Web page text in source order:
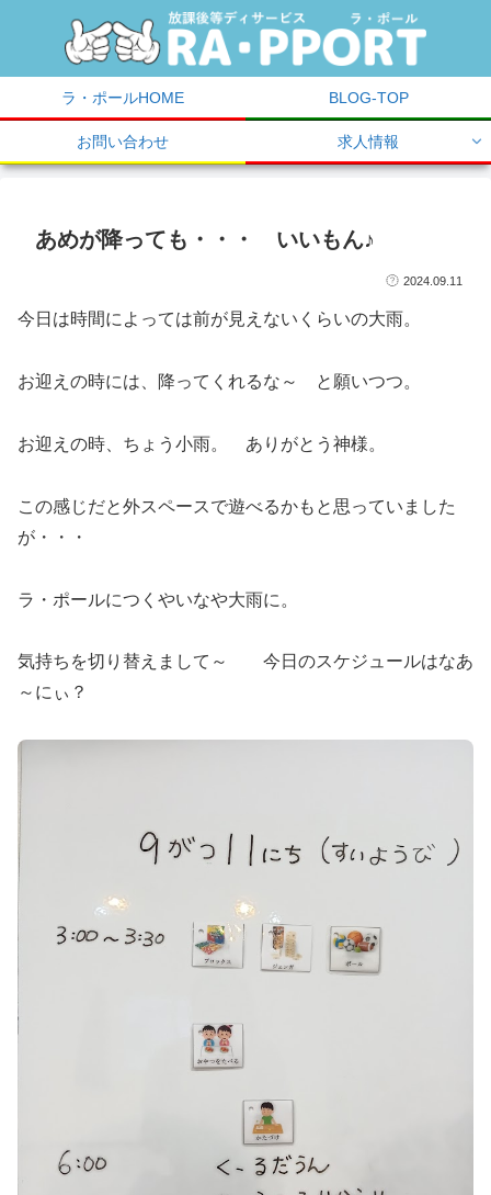
ラ・ポールHOME BLOG-TOP
お問い合わせ 求人情報
あめが降っても・・・ いいもん♪
2024.09.11
今日は時間によっては前が見えないくらいの大雨。
お迎えの時には、降ってくれるな～ と願いつつ。
お迎えの時、ちょう小雨。 ありがとう神様。
この感じだと外スペースで遊べるかもと思っていました
が・・・
ラ・ポールにつくやいなや大雨に。
気持ちを切り替えまして～ 今日のスケジュールはなあ
～にぃ？